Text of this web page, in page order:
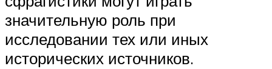
значительную роль при
исследовании тех или иных
исторических источников.